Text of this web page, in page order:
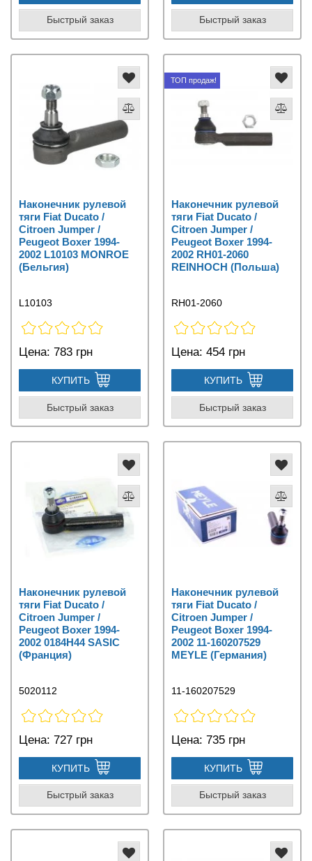
Быстрый заказ Быстрый заказ
Наконечник рулевой
тяги Fiat Ducato /
Citroen Jumper /
Peugeot Boxer 1994-
2002 L10103 MONROE
(Бельгия)
L10103
Цена: 783 грн
КУПИТЬ
Быстрый заказ
ТОП продаж!
Наконечник рулевой
тяги Fiat Ducato /
Citroen Jumper /
Peugeot Boxer 1994-
2002 RH01-2060
REINHOCH (Польша)
RH01-2060
Цена: 454 грн
КУПИТЬ
Быстрый заказ
Наконечник рулевой
тяги Fiat Ducato /
Citroen Jumper /
Peugeot Boxer 1994-
2002 0184H44 SASIC
(Франция)
5020112
Цена: 727 грн
КУПИТЬ
Быстрый заказ
Наконечник рулевой
тяги Fiat Ducato /
Citroen Jumper /
Peugeot Boxer 1994-
2002 11-160207529
MEYLE (Германия)
11-160207529
Цена: 735 грн
КУПИТЬ
Быстрый заказ